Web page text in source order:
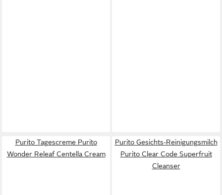
Purito Tagescreme Purito
Wonder Releaf Centella Cream
Purito Gesichts-Reinigungsmilch
Purito Clear Code Superfruit
Cleanser